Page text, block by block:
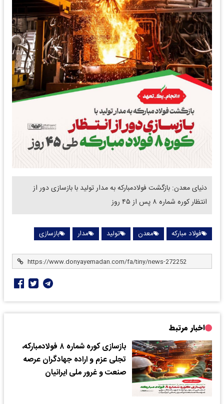
دنیای معدن: بازگشت فولاد‌مبارکه به مدار تولید با بازسازی دور از
انتظار کوره شماره ۸ پس از ۴۵ روز
فولاد مبارکه معدن تولید مدار بازسازی
اخبار مرتبط
بازسازی کوره شماره ۸ فولاد‌مبارکه،
تجلی عزم و اراده جهادگران عرصه
صنعت و غرور ملی ایرانیان